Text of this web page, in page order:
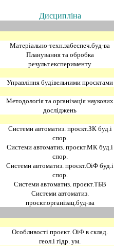
Дисциплiна
Матерiально-техн.забеспеч.буд-ва
Планування та обробка
результ.експерименту
Управлiння будiвельними проєктами
Методологiя та органiзацiя наукових
дослiджень
Системи автоматиз. проєкт.ЗК буд.i
спор.
Системи автоматиз. проєкт.МК буд.i
спор.
Системи автоматиз. проєкт.ОiФ буд.i
спор.
Системи автоматиз. проєкт.ТБВ
Системи автоматиз.
проєкт.органiзац.буд-ва
Особливостi проєкт. ОiФ в склад.
геол.i гiдр. ум.